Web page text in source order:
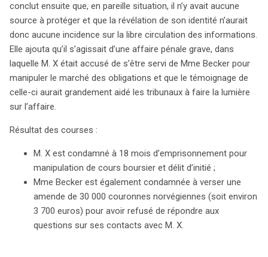
conclut ensuite que, en pareille situation, il n’y avait aucune
source à protéger et que la révélation de son identité n’aurait
donc aucune incidence sur la libre circulation des informations.
Elle ajouta qu’il s’agissait d’une affaire pénale grave, dans
laquelle M. X était accusé de s’être servi de Mme Becker pour
manipuler le marché des obligations et que le témoignage de
celle-ci aurait grandement aidé les tribunaux à faire la lumière
sur l’affaire.
Résultat des courses :
M. X est condamné à 18 mois d’emprisonnement pour
manipulation de cours boursier et délit d’initié ;
Mme Becker est également condamnée à verser une
amende de 30 000 couronnes norvégiennes (soit environ
3 700 euros) pour avoir refusé de répondre aux
questions sur ses contacts avec M. X.